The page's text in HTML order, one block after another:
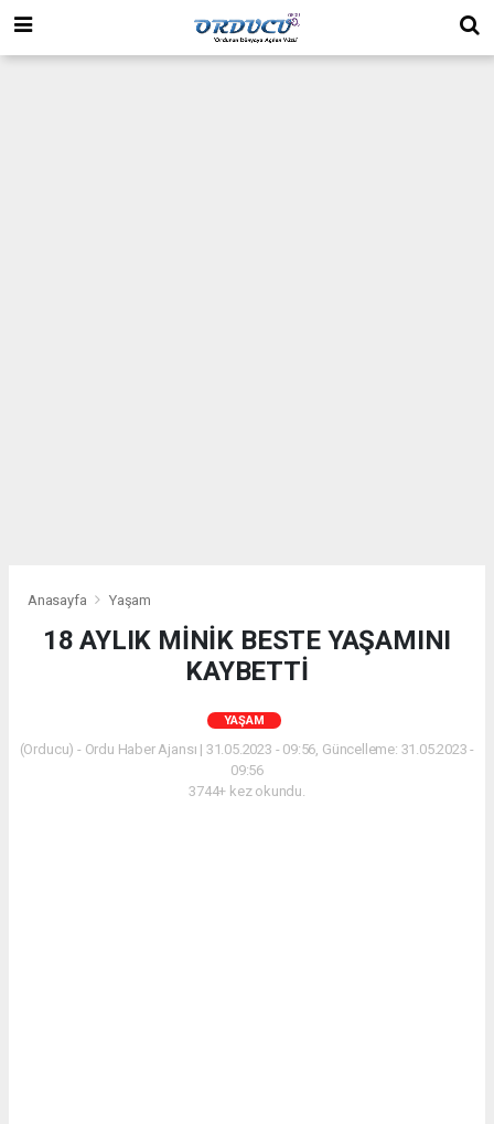
Anasayfa Yaşam
18 AYLIK MİNİK BESTE YAŞAMINI
KAYBETTİ
YAŞAM
(Orducu) - Ordu Haber Ajansı | 31.05.2023 - 09:56, Güncelleme: 31.05.2023 -
09:56
3744+ kez okundu.